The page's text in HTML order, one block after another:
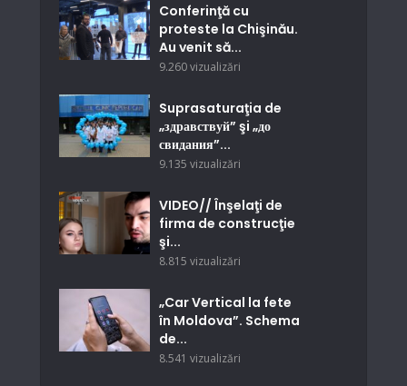
Conferinţă cu
proteste la Chişinău.
Au venit să...
9.260 vizualizări
Suprasaturaţia de
„здравствуй” şi „до
свидания”...
9.135 vizualizări
VIDEO// Înşelaţi de
firma de construcţie
şi...
8.815 vizualizări
„Car Vertical la fete
în Moldova”. Schema
de...
8.541 vizualizări